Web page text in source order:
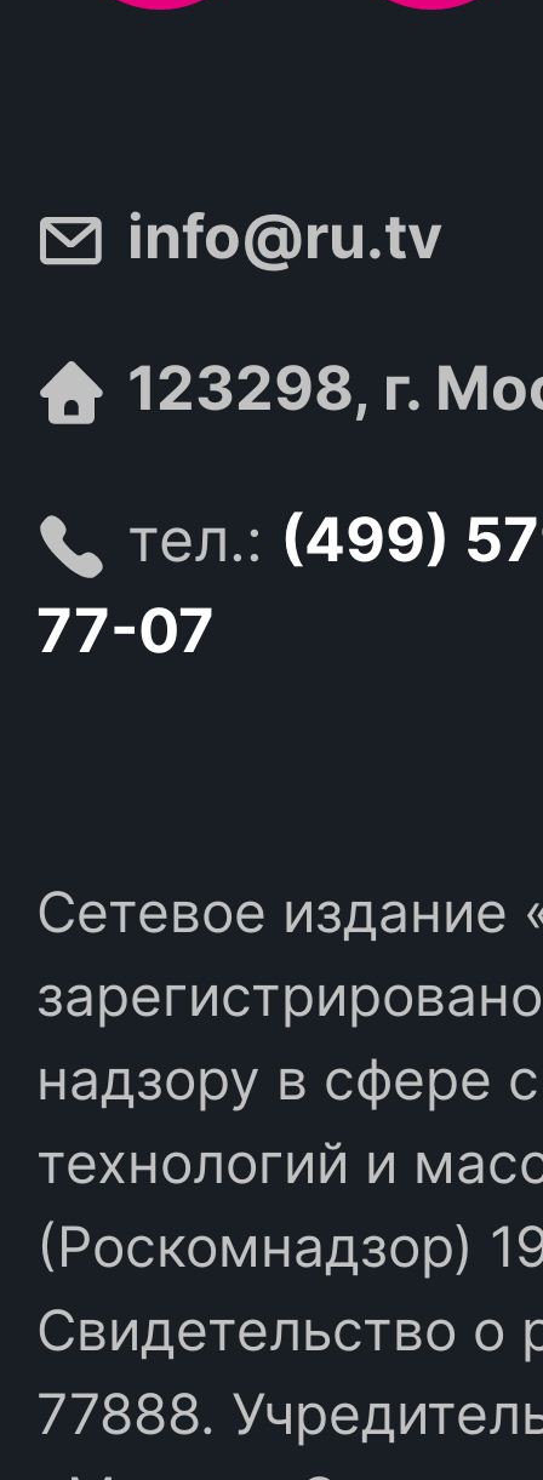
info@ru.tv
123298, г.
тел.: (499)
77-07
Сетевое издание
надзору в сфере
технологий и
(Роскомнадзор)
Свидетельство
77888.